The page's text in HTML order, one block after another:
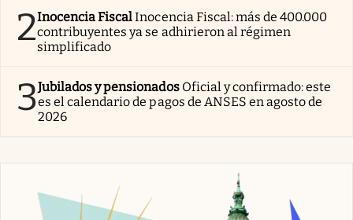
2Inocencia FiscalInocencia Fiscal: más de 400.000
contribuyentes ya se adhirieron al régimen
simplificado
3Jubilados y pensionados Oficial y confirmado: este
es el calendario de pagos de ANSES en agosto de
2026